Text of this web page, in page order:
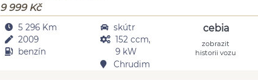
9 999 Kč
5 296 Km
2009
benzín
skútr
152 ccm,
9 kW
Chrudim
cebia
zobrazit
historii vozu